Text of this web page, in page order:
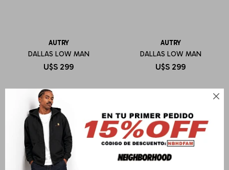

AUTRY
DALLAS LOW MAN
U$S 299
AUTRY
DALLAS LOW MAN
U$S 299